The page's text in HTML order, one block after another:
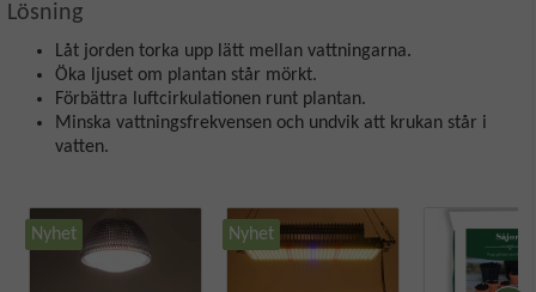
Lösning
Låt jorden torka upp lätt mellan vattningarna.
Öka ljuset om plantan står mörkt.
Förbättra luftcirkulationen runt plantan.
Minska vattningsfrekvensen och undvik att krukan står i
vatten.
Nyhet Nyhet